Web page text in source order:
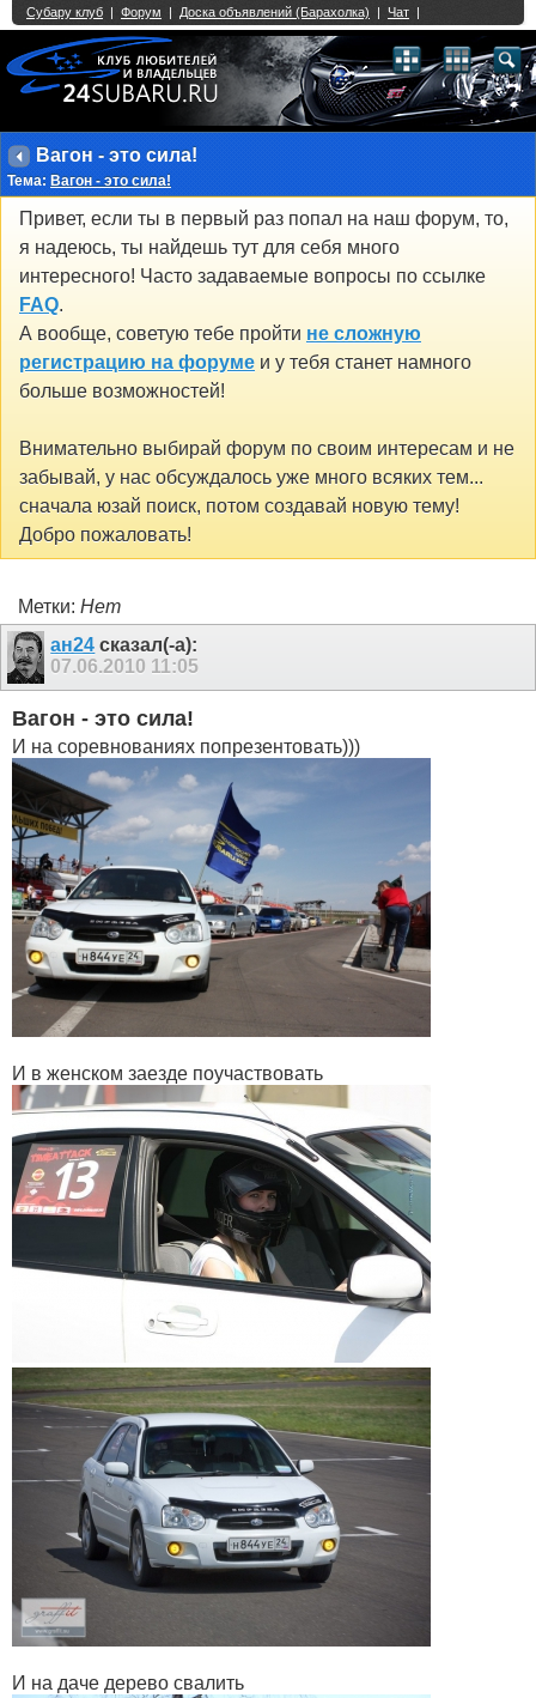
Вагон - это сила!
Тема: Вагон - это сила!
Привет, если ты в первый раз попал на наш форум, то,
я надеюсь, ты найдешь тут для себя много
интересного! Часто задаваемые вопросы по ссылке
FAQ.
А вообще, советую тебе пройти не сложную
регистрацию на форуме и у тебя станет намного
больше возможностей!
Внимательно выбирай форум по своим интересам и не
забывай, у нас обсуждалось уже много всяких тем...
сначала юзай поиск, потом создавай новую тему!
Добро пожаловать!
Метки: Нет
ан24 сказал(-а):
07.06.2010 11:05
Вагон - это сила!
И на соревнованиях попрезентовать)))
И в женском заезде поучаствовать
И на даче дерево свалить
Single Sign On provided byvBSSO
2 3 4 5 6 7 8 9 10 11 12 13 14 15 16 17 18 21 22 23 24 25 26
27 28 29 30 31 32 33 34 35 36 37 38 39 40 41 42 43